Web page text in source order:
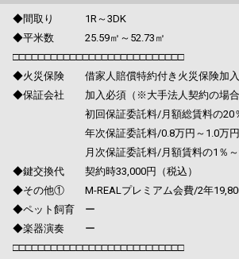
◆間取り 1R～3DK
◆平米数 25.59㎡～52.73㎡
□□□□□□□□□□□□□□□□□□□□□□□□□□□
◆火災保険 借家人賠償特約付き火災保険加
◆保証会社 加入必須（※大手法人契約の場合
初回保証委託料/月額総賃料の20％
年次保証委託料/0.8万円～1.0万円
月次保証委託料/月額賃料の1％～
◆鍵交換代 契約時33,000円（税込）
◆その他① M-REALプレミアム会費/2年19,800
◆ペット飼育 ー
◆楽器演奏 ー
□□□□□□□□□□□□□□□□□□□□□□□□□□□